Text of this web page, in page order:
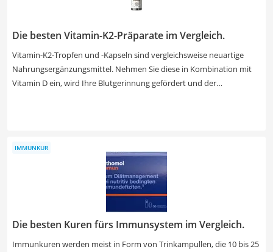
passen, zeigt Ihnen unsere Test- bzw. Vergleichstabelle.
Die besten Vitamin-K2-Präparate im Vergleich.
Vitamin-K2-Tropfen und -Kapseln sind vergleichsweise neuartige
Nahrungsergänzungsmittel. Nehmen Sie diese in Kombination mit
Vitamin D ein, wird Ihre Blutgerinnung gefördert und der
ohne Allergene, Zusatzstoffe und tierische Produkte aus. Tun Sie
Ihrem Körper etwas Gutes und finden Sie jetzt in unserer Test- bzw.
Vergleichstabelle die besten Vitamin-K2-Tropfen und -Kapseln.
Die besten Kuren fürs Immunsystem im Vergleich.
Immunkuren werden meist in Form von Trinkampullen, die 10 bis 25
IMMUNKUR